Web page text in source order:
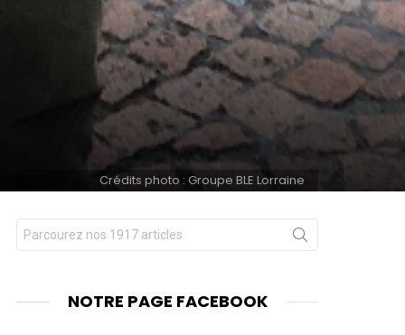
Crédits photo : Groupe BLE Lorraine
Chercher
pour
NOTRE PAGE FACEBOOK